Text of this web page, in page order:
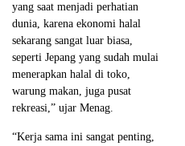
yang saat menjadi perhatian
dunia, karena ekonomi halal
sekarang sangat luar biasa,
seperti Jepang yang sudah mulai
menerapkan halal di toko,
warung makan, juga pusat
rekreasi,” ujar Menag.
“Kerja sama ini sangat penting,